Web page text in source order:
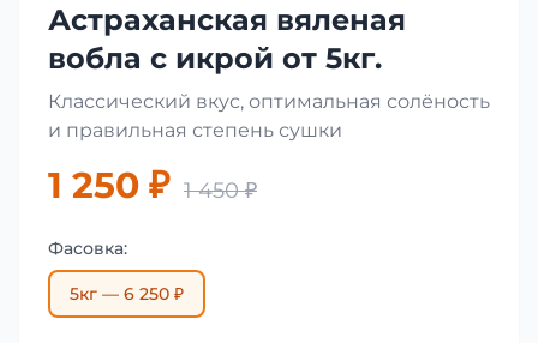
Астраханская вяленая
вобла с икрой от 5кг.
Классический вкус, оптимальная солёность
и правильная степень сушки
1 250 ₽ 1 450 ₽
Фасовка:
5кг — 6 250 ₽